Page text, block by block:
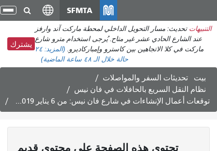
انتقل
إلى
المحتوى
الرئيسي
SFMTA
التنبيهات تحديث: مسار التحويل الداخلي لمحطة ماركت آند وارفز
عند الشارع الحادي عشر غير متاح. يُرجى استخدام مترو شارع
ماركت في كلا الاتجاهين بين كاسترو وإمباركاديرو. (المزيد: ٢٤
حالة خلال الـ ٤٨ ساعة الماضية)
يشترك
بيت
تحديثات السفر والمواصلات
نظام النقل السريع بالحافلات في فان نيس
توقعات أعمال الإنشاءات في شارع فان نيس: من 6 يناير 2019 إلى 17 يناير 2020
تحتوي هذه الصفحة على محتوى قديم